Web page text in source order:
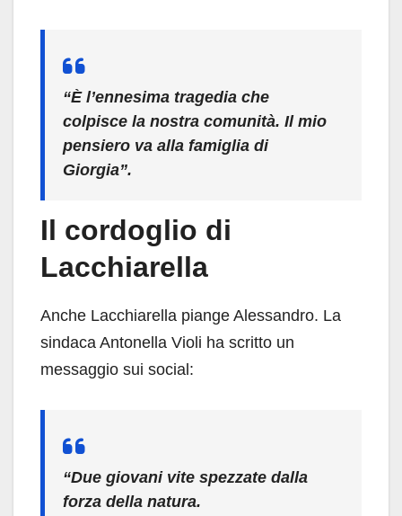
“È l’ennesima tragedia che
colpisce la nostra comunità. Il mio
pensiero va alla famiglia di
Giorgia”.
Il cordoglio di
Lacchiarella
Anche Lacchiarella piange Alessandro. La
sindaca Antonella Violi ha scritto un
messaggio sui social:
“Due giovani vite spezzate dalla
forza della natura.